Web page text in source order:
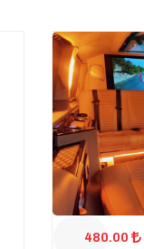
480.00